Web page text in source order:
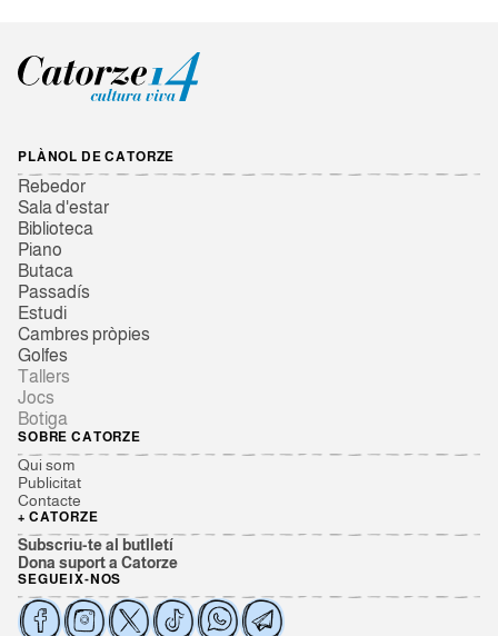
PLÀNOL DE CATORZE
Rebedor
Sala d'estar
Biblioteca
Piano
Butaca
Passadís
Estudi
Cambres pròpies
Golfes
Tallers
Jocs
Botiga
SOBRE CATORZE
Qui som
Publicitat
Contacte
+ CATORZE
Subscriu-te al butlletí
Dona suport a Catorze
SEGUEIX-NOS